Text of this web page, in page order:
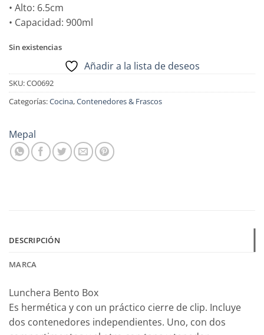
• Alto: 6.5cm
• Capacidad: 900ml
Sin existencias
Añadir a la lista de deseos
SKU:CO0692
Categorías:Cocina,Contenedores & Frascos
Mepal
DESCRIPCIÓN
MARCA
Lunchera Bento Box
Es hermética y con un práctico cierre de clip. Incluye
dos contenedores independientes. Uno, con dos